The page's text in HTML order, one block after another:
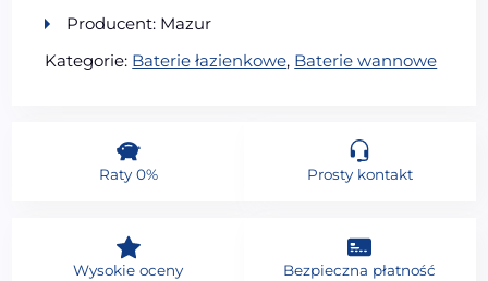
Producent: Mazur
Kategorie: Baterie łazienkowe, Baterie wannowe
Raty 0% Prosty kontakt
Wysokie oceny Bezpieczna płatność